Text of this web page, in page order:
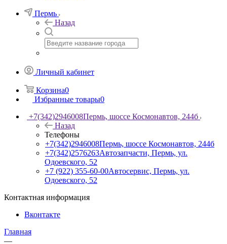
Пермь
Назад
Личный кабинет
Корзина0
Избранные товары0
+7(342)2946008Пермь, шоссе Космонавтов, 244б
Назад
Телефоны
+7(342)2946008Пермь, шоссе Космонавтов, 244б
+7(342)2576263Автозапчасти, Пермь, ул.
Одоевского, 52
+7 (922) 355-60-00Автосервис, Пермь, ул.
Одоевского, 52
Контактная информация
Вконтакте
Главная
—